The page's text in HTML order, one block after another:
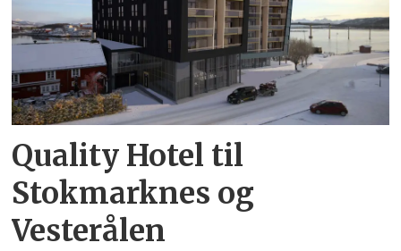
Quality Hotel til
Stokmarknes og
Vesterålen